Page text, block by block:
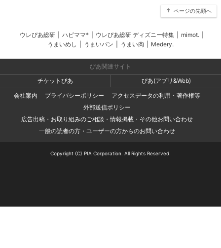
ページの先頭へ
ウレぴあ総研 ハピママ* ウレぴあ総研 ディズニー特集 mimot.
うまいめし
うまいパン うまい肉 Medery.
ぴあ関連サイト
チケットぴあ
ぴあ(アプリ&Web)
会社案内
プライバシーポリシー
アクセスデータの利用・著作権等
外部送信ポリシー
広告出稿・お取り組みのご相談・情報掲載・その他お問い合わせ
一般の読者の方・ユーザーの方からのお問い合わせ
Copyright (C) PIA Corporation. All Rights Reserved.